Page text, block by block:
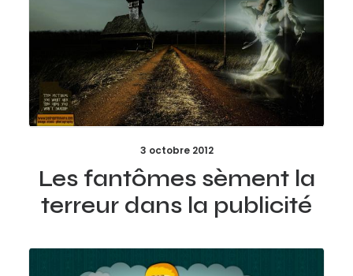
3 octobre 2012
Les fantômes sèment la
terreur dans la publicité